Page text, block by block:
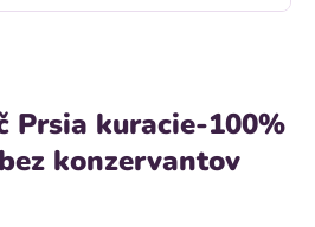
Prsia kuracie-100%
konzervantov